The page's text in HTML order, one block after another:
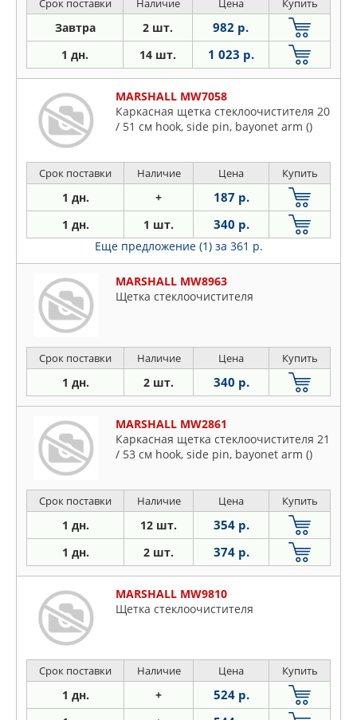
Срок поставки Наличие Цена Купить
Завтра 2 шт. 982 р.
1 дн. 14 шт. 1 023 р.
MARSHALL MW7058
Каркасная щетка стеклоочистителя 20
/ 51 см hook, side pin, bayonet arm ()
Срок поставки Наличие Цена Купить
1 дн. + 187 р.
1 дн. 1 шт. 340 р.
Еще предложение (1) за 361 р.
MARSHALL MW8963
Щетка стеклоочистителя
Срок поставки Наличие Цена Купить
1 дн. 2 шт. 340 р.
MARSHALL MW2861
Каркасная щетка стеклоочистителя 21
/ 53 см hook, side pin, bayonet arm ()
Срок поставки Наличие Цена Купить
1 дн. 12 шт. 354 р.
1 дн. 2 шт. 374 р.
MARSHALL MW9810
Щетка стеклоочистителя
Срок поставки Наличие Цена Купить
1 дн. + 524 р.